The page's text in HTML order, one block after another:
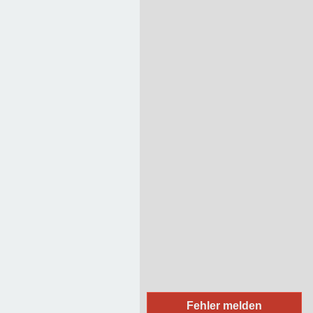
Fehler melden